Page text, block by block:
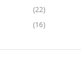
(22)
(16)